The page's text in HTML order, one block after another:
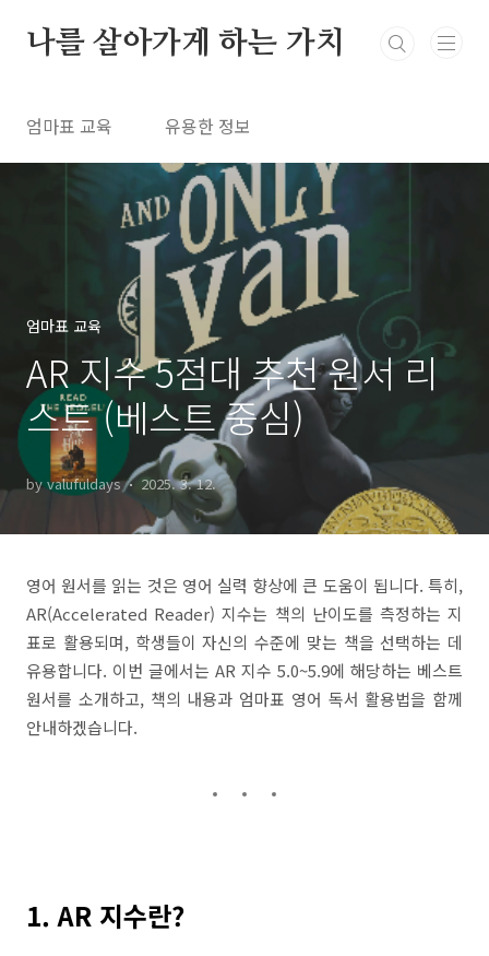
나를 살아가게 하는 가치
엄마표 교육 유용한 정보
엄마표 교육
AR 지수 5점대 추천 원서 리
스트 (베스트 중심)
by valufuldays 2025. 3. 12.
영어 원서를 읽는 것은 영어 실력 향상에 큰 도움이 됩니다. 특히,
AR(Accelerated Reader) 지수는 책의 난이도를 측정하는 지
표로 활용되며, 학생들이 자신의 수준에 맞는 책을 선택하는 데
유용합니다. 이번 글에서는 AR 지수 5.0~5.9에 해당하는 베스트
원서를 소개하고, 책의 내용과 엄마표 영어 독서 활용법을 함께
안내하겠습니다.
1. AR 지수란?